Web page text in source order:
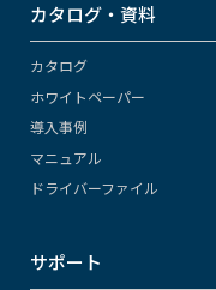
カタログ・資料
カタログ
ホワイトペーパー
導入事例
マニュアル
ドライバーファイル
サポート